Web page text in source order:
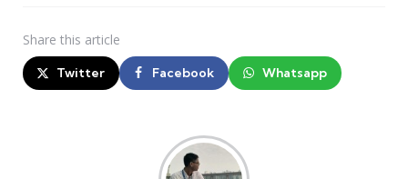
Share this article
Twitter Facebook Whatsapp